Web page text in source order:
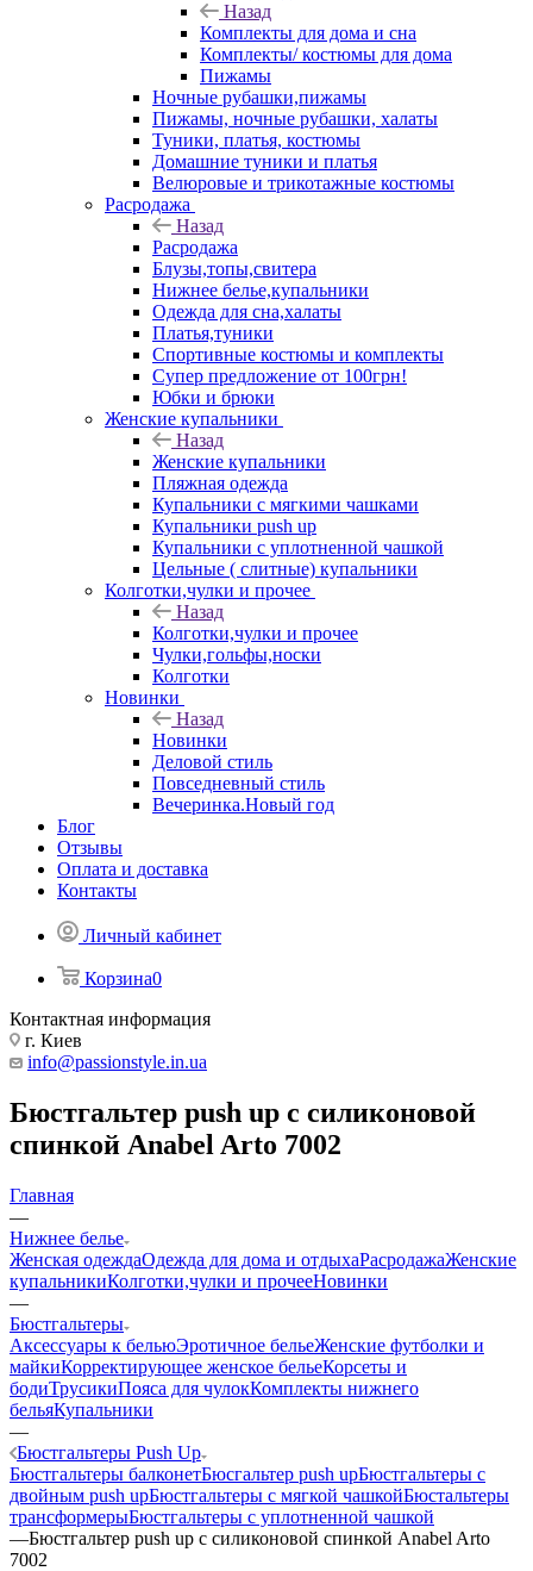
Назад
Комплекты для дома и сна
Комплекты/ костюмы для дома
Пижамы
Ночные рубашки,пижамы
Пижамы, ночные рубашки, халаты
Туники, платья, костюмы
Домашние туники и платья
Велюровые и трикотажные костюмы
Расродажа
Назад
Расродажа
Блузы,топы,свитера
Нижнее белье,купальники
Одежда для сна,халаты
Платья,туники
Спортивные костюмы и комплекты
Супер предложение от 100грн!
Юбки и брюки
Женские купальники
Назад
Женские купальники
Пляжная одежда
Купальники с мягкими чашками
Купальники push up
Купальники с уплотненной чашкой
Цельные ( слитные) купальники
Колготки,чулки и прочее
Назад
Колготки,чулки и прочее
Чулки,гольфы,носки
Колготки
Новинки
Назад
Новинки
Деловой стиль
Повседневный стиль
Вечеринка.Новый год
Блог
Отзывы
Оплата и доставка
Контакты
Личный кабинет
Корзина0
Контактная информация
г. Киев
info@passionstyle.in.ua
Бюстгальтер push up с силиконовой
спинкой Anabel Arto 7002
Главная
—
Нижнее белье
Женская одеждаОдежда для дома и отдыхаРасродажаЖенские
купальникиКолготки,чулки и прочееНовинки
—
Бюстгальтеры
Аксессуары к бельюЭротичное бельеЖенские футболки и
майкиКорректирующее женское бельеКорсеты и
бодиТрусикиПояса для чулокКомплекты нижнего
бельяКупальники
—
Бюстгальтеры Push Up
Бюстгальтеры балконетБюсгальтер push upБюстгальтеры с
двойным push upБюстгальтеры с мягкой чашкойБюстальтеры
трансформерыБюстгальтеры с уплотненной чашкой
—Бюстгальтер push up с силиконовой спинкой Anabel Arto
7002